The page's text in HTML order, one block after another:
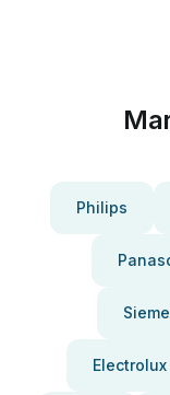
Philips
Electrolux